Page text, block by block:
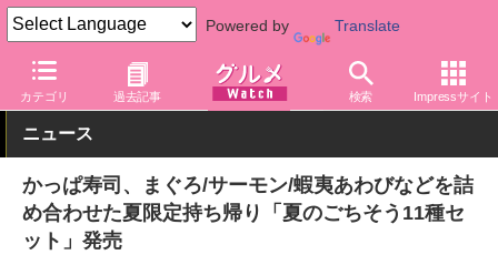
Powered by Translate
カテゴリ 過去記事 検索 Impressサイト
グルメ Watch 店舗 かっぱ寿司
ニュース
かっぱ寿司、まぐろ/サーモン/蝦夷あわびなどを詰
め合わせた夏限定持ち帰り「夏のごちそう11種セ
ット」発売